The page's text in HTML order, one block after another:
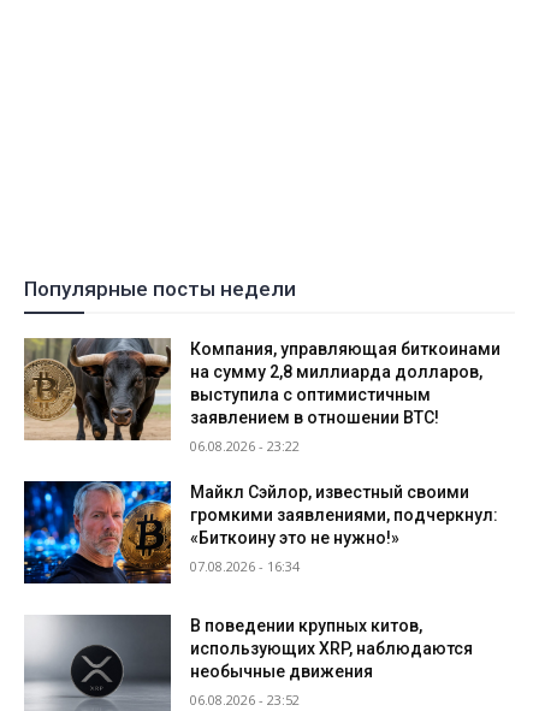
Популярные посты недели
Компания, управляющая биткоинами
на сумму 2,8 миллиарда долларов,
выступила с оптимистичным
заявлением в отношении BTC!
06.08.2026 - 23:22
Майкл Сэйлор, известный своими
громкими заявлениями, подчеркнул:
«Биткоину это не нужно!»
07.08.2026 - 16:34
В поведении крупных китов,
использующих XRP, наблюдаются
необычные движения
06.08.2026 - 23:52